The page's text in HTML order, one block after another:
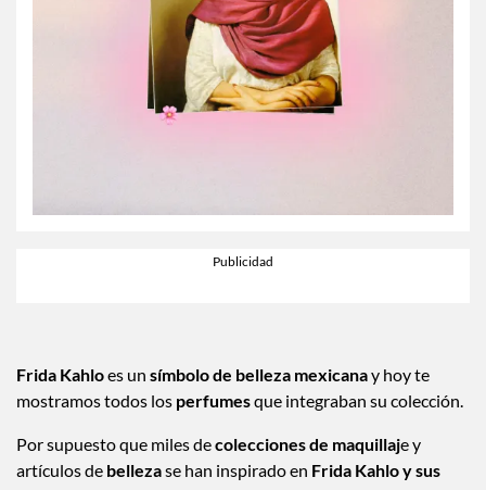
Frida Kahlo es un símbolo de belleza mexicanay hoy te
Por supuesto que miles de colecciones de maquillaje y